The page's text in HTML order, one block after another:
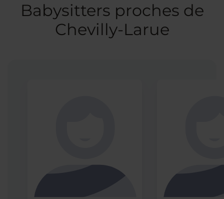
Babysitters proches de
Chevilly-Larue